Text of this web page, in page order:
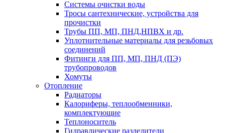
Системы очистки воды
Тросы сантехнические, устройства для
прочистки
Трубы ПП, МП, ПНД,НПВХ и др.
Уплотнительные материалы для резьбовых
соединений
Фитинги для ПП, МП, ПНД (ПЭ)
трубопроводов
Хомуты
Отопление
Радиаторы
Калориферы, теплообменники,
комплектующие
Теплоноситель
Гидравлические разделители